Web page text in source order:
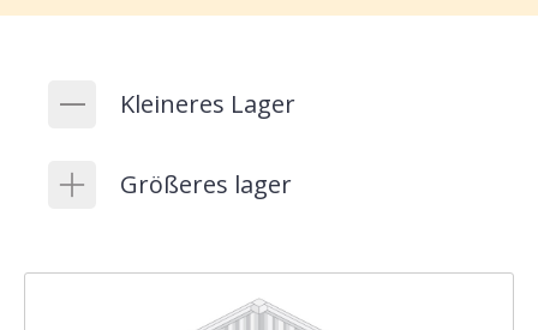
Kleineres Lager
Größeres lager